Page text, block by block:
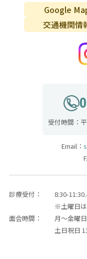
Google
交通機関情
受付時間：
Email：
診療受付：
8:30-11:30
※土曜日
面会時間：
月～金曜
土日祝日